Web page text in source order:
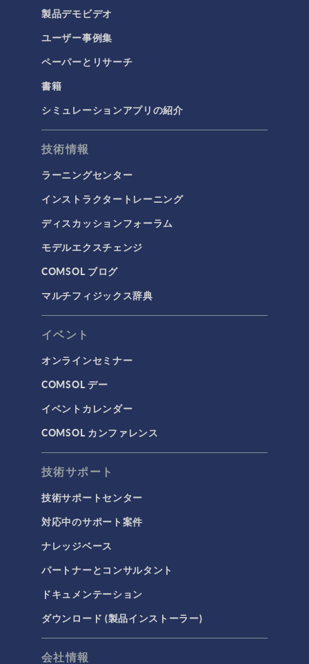
製品デモビデオ
ユーザー事例集
ペーパーとリサーチ
書籍
シミュレーションアプリの紹介
技術情報
ラーニングセンター
インストラクタートレーニング
ディスカッションフォーラム
モデルエクスチェンジ
COMSOL ブログ
マルチフィジックス辞典
イベント
オンラインセミナー
COMSOL デー
イベントカレンダー
COMSOL カンファレンス
技術サポート
技術サポートセンター
対応中のサポート案件
ナレッジベース
パートナーとコンサルタント
ドキュメンテーション
ダウンロード (製品インストーラー)
会社情報